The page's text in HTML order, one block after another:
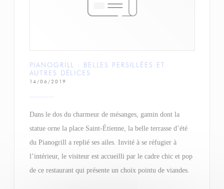
PIANOGRILL : BELLES PERSILLÉES ET
AUTRES DÉLICES
14/06/2019
Dans le dos du charmeur de mésanges, gamin dont la
statue orne la place Saint-Étienne, la belle terrasse d’été
du Pianogrill a replié ses ailes. Invité à se réfugier à
l’intérieur, le visiteur est accueilli par le cadre chic et pop
de ce restaurant qui présente un choix pointu de viandes.